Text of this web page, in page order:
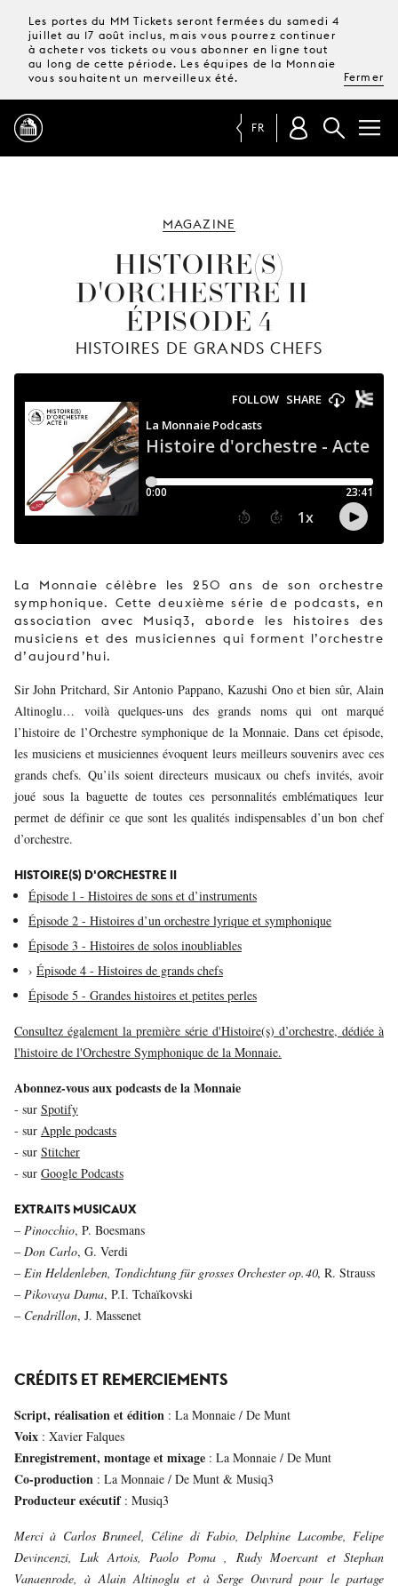
Les portes du MM Tickets seront fermées du samedi 4
juillet au 17 août inclus, mais vous pourrez continuer
à acheter vos tickets ou vous abonner en ligne tout
au long de cette période. Les équipes de la Monnaie
vous souhaitent un merveilleux été.
Fermer
TICKETS &
ABONNEMENTS
VOTRE
PUBLIC
MONNAIE
NOUS
FR
MAGAZINE
HISTOIRE(S)
D'ORCHESTRE II -
ÉPISODE 4
HISTOIRES DE GRANDS CHEFS
La Monnaie célèbre les 250 ans de son orchestre
symphonique. Cette deuxième série de podcasts, en
association avec Musiq3, aborde les histoires des
musiciens et des musiciennes qui forment l’orchestre
d’aujourd’hui.
Sir John Pritchard, Sir Antonio Pappano, Kazushi Ono et bien sûr, Alain
Altinoglu… voilà quelques-uns des grands noms qui ont marqué
l’histoire de l’Orchestre symphonique de la Monnaie. Dans cet épisode,
les musiciens et musiciennes évoquent leurs meilleurs souvenirs avec ces
grands chefs. Qu’ils soient directeurs musicaux ou chefs invités, avoir
joué sous la baguette de toutes ces personnalités emblématiques leur
permet de définir ce que sont les qualités indispensables d’un bon chef
d’orchestre.
HISTOIRE(S) D'ORCHESTRE II
Épisode 1 - Histoires de sons et d’instruments
Épisode 2 - Histoires d’un orchestre lyrique et symphonique
Épisode 3 - Histoires de solos inoubliables
› Épisode 4 - Histoires de grands chefs
Épisode 5 - Grandes histoires et petites perles
Consultez également la première série d'Histoire(s) d’orchestre, dédiée à
l'histoire de l'Orchestre Symphonique de la Monnaie.
Abonnez-vous aux podcasts de la Monnaie
- sur Spotify
- sur Apple podcasts
- sur Stitcher
- sur Google Podcasts
EXTRAITS MUSICAUX
– Pinocchio, P. Boesmans
– Don Carlo, G. Verdi
– Ein Heldenleben, Tondichtung für grosses Orchester op.40, R. Strauss
– Pikovaya Dama, P.I. Tchaïkovski
– Cendrillon, J. Massenet
CRÉDITS ET REMERCIEMENTS
Script, réalisation et édition : La Monnaie / De Munt
Voix : Xavier Falques
Enregistrement, montage et mixage : La Monnaie / De Munt
Co-production : La Monnaie / De Munt & Musiq3
Producteur exécutif: Musiq3
Merci à Carlos Bruneel, Céline di Fabio, Delphine Lacombe, Felipe
Devincenzi, Luk Artois, Paolo Poma , Rudy Moercant et Stephan
Vanaenrode, à Alain Altinoglu et à Serge Ouvrard pour le partage